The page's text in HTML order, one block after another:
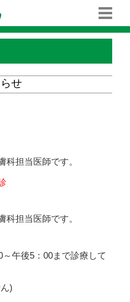
せ
科担当医師です。
科担当医師です。
午後5：00まで診療して
)